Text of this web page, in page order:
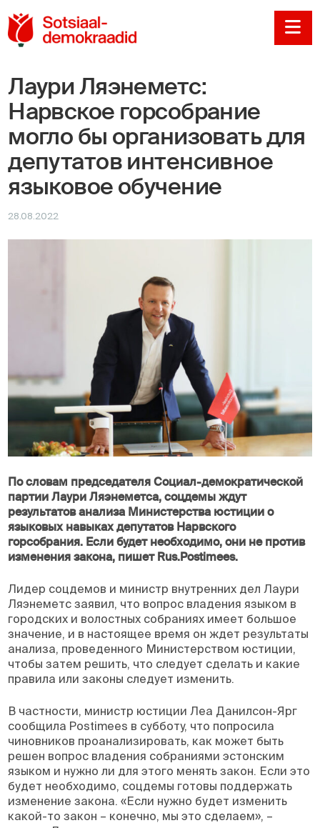
Лаури Ляэнеметс:
Нарвское горсобрание
могло бы организовать для
депутатов интенсивное
языковое обучение
28.08.2022
По словам председателя Социал-демократической
партии Лаури Ляэнеметса, соцдемы ждут
результатов анализа Министерства юстиции о
языковых навыках депутатов Нарвского
горсобрания. Если будет необходимо, они не против
изменения закона, пишет Rus.Postimees.
Лидер соцдемов и министр внутренних дел Лаури
Ляэнеметс заявил, что вопрос владения языком в
городских и волостных собраниях имеет большое
значение, и в настоящее время он ждет результаты
анализа, проведенного Министерством юстиции,
чтобы затем решить, что следует сделать и какие
правила или законы следует изменить.
В частности, министр юстиции Леа Данилсон-Ярг
сообщила Postimees в субботу, что попросила
чиновников проанализировать, как может быть
решен вопрос владения собраниями эстонским
языком и нужно ли для этого менять закон. Если это
будет необходимо, соцдемы готовы поддержать
изменение закона. «Если нужно будет изменить
какой-то закон – конечно, мы это сделаем», –